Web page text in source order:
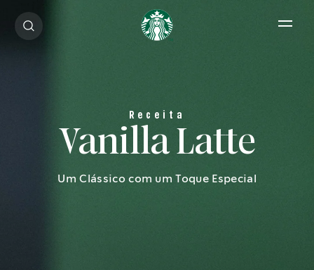
Open
Vanilla Latte
Um Clássico com um Toque Especial